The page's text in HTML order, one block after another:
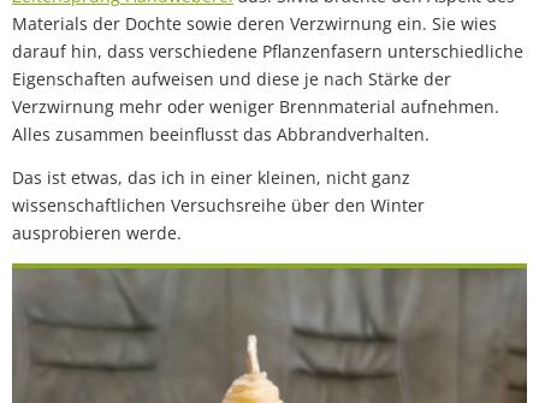
Materials der Dochte sowie deren Verzwirnung ein. Sie wies
darauf hin, dass verschiedene Pflanzenfasern unterschiedliche
Eigenschaften aufweisen und diese je nach Stärke der
Verzwirnung mehr oder weniger Brennmaterial aufnehmen.
Alles zusammen beeinflusst das Abbrandverhalten.
Das ist etwas, das ich in einer kleinen, nicht ganz
wissenschaftlichen Versuchsreihe über den Winter
ausprobieren werde.